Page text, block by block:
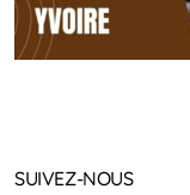
SUIVEZ-NOUS